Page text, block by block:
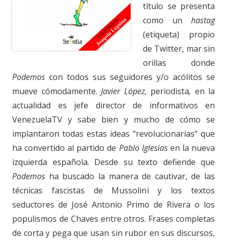
título se presenta
como un hastag
(etiqueta) propio
de Twitter, mar sin
orillas donde
Podemos con todos sus seguidores y/o acólitos se
mueve cómodamente. Javier López, periodista, en la
actualidad es jefe director de informativos en
VenezuelaTV y sabe bien y mucho de cómo se
implantaron todas estas ideas "revolucionarias" que
ha convertido al partido de Pablo Iglesias en la nueva
izquierda española. Desde su texto defiende que
Podemos ha buscado la manera de cautivar, de las
técnicas fascistas de Mussolini y los textos
seductores de José Antonio Primo de Rivera o los
populismos de Chaves entre otros. Frases completas
de corta y pega que usan sin rubor en sus discursos,